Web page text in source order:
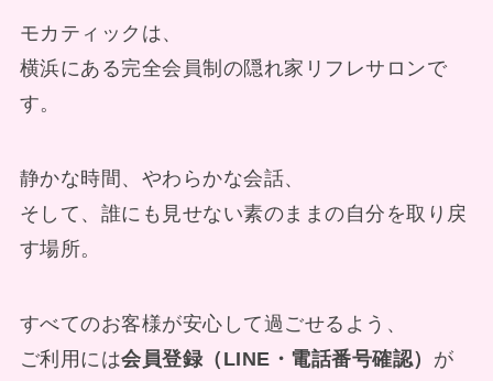
モカティックは、
横浜にある完全会員制の隠れ家リフレサロンで
す。
静かな時間、やわらかな会話、
そして、誰にも見せない素のままの自分を取り戻
す場所。
すべてのお客様が安心して過ごせるよう、
ご利用には会員登録（LINE・電話番号確認） が